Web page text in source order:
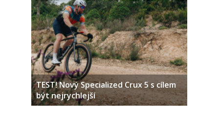
TEST! Nový Specialized Crux 5 s cílem
být nejrychlejší